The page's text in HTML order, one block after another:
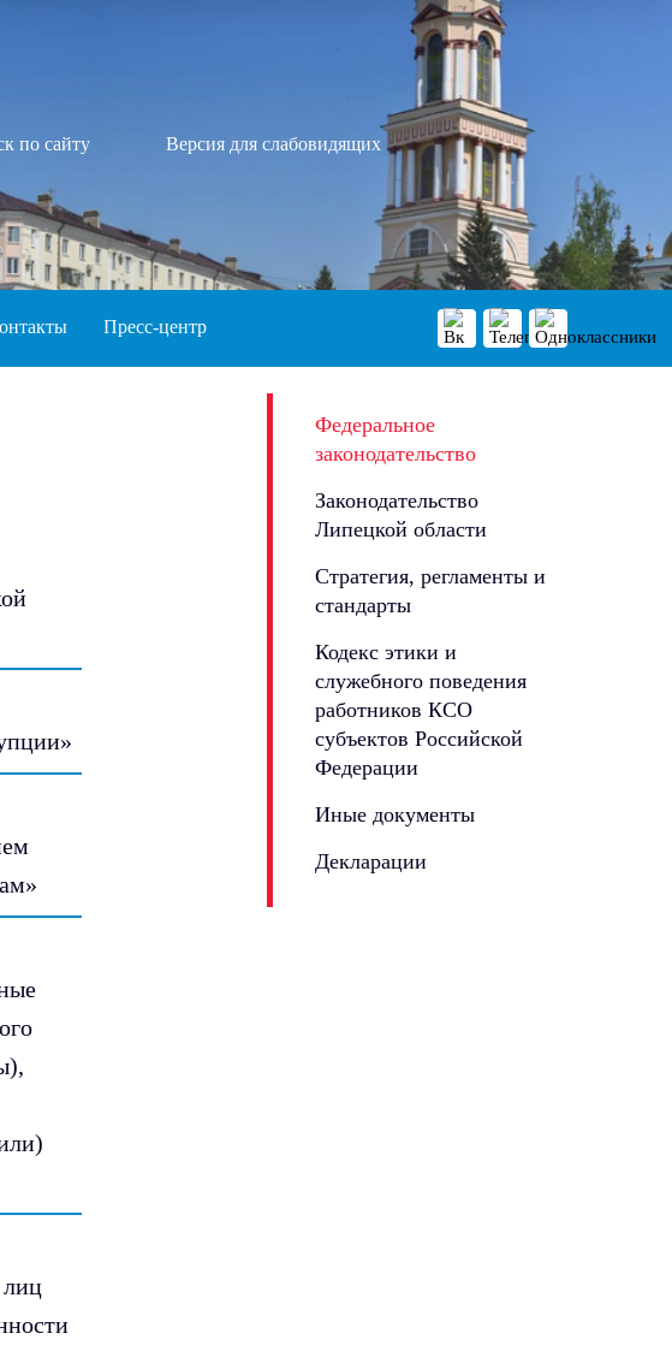
по сайту Версия для слабовидящих
Пресс-центр
Федеральное
законодательство
Законодательство
Липецкой области
Стратегия, регламенты и
стандарты
Кодекс этики и
служебного поведения
работников КСО
субъектов Российской
Федерации
Иные документы
Декларации